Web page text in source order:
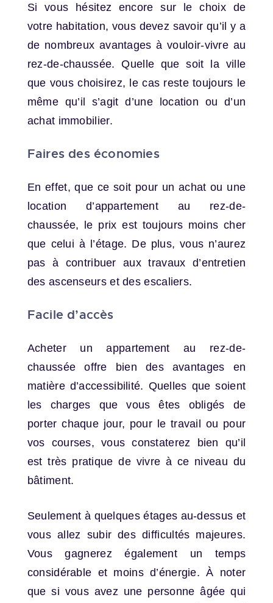
Si vous hésitez encore sur le choix de
votre habitation, vous devez savoir qu’il y a
de nombreux avantages à vouloir-vivre au
rez-de-chaussée. Quelle que soit la ville
que vous choisirez, le cas reste toujours le
même qu’il s’agit d’une location ou d’un
achat immobilier.
Faires des économies
En effet, que ce soit pour un achat ou une
location d’appartement au rez-de-
chaussée, le prix est toujours moins cher
que celui à l’étage. De plus, vous n’aurez
pas à contribuer aux travaux d’entretien
des ascenseurs et des escaliers.
Facile d’accès
Acheter un appartement au rez-de-
chaussée offre bien des avantages en
matière d’accessibilité. Quelles que soient
les charges que vous êtes obligés de
porter chaque jour, pour le travail ou pour
vos courses, vous constaterez bien qu’il
est très pratique de vivre à ce niveau du
bâtiment.
Seulement à quelques étages au-dessus et
vous allez subir des difficultés majeures.
Vous gagnerez également un temps
considérable et moins d’énergie. À noter
que si vous avez une personne âgée qui